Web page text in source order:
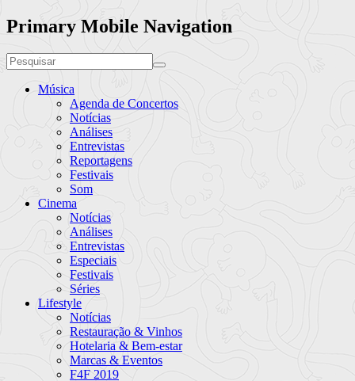
Primary Mobile Navigation
Música
Agenda de Concertos
Notícias
Análises
Entrevistas
Reportagens
Festivais
Som
Cinema
Notícias
Análises
Entrevistas
Especiais
Festivais
Séries
Lifestyle
Notícias
Restauração & Vinhos
Hotelaria & Bem-estar
Marcas & Eventos
F4F 2019